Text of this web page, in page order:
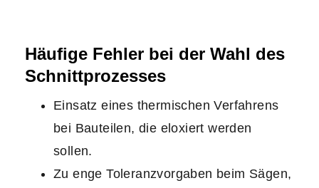
Häufige Fehler bei der Wahl des
Schnittprozesses
Einsatz eines thermischen Verfahrens
bei Bauteilen, die eloxiert werden
sollen.
Zu enge Toleranzvorgaben beim Sägen,